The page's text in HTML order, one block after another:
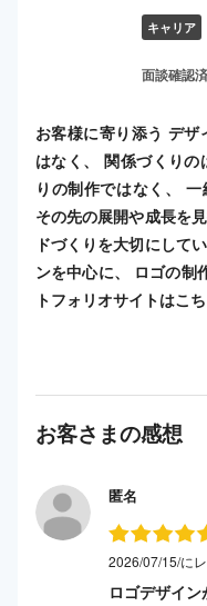
キャリア
面談確認済
お客様に寄り添う デ
はなく、 関係づくり
りの制作ではなく、
その先の展開や成長を
ドづくりを大切にして
ンを中心に、 ロゴの制
トフォリオサイトは
お客さまの感想
匿名
2026/07/15/に
ロゴデザイ